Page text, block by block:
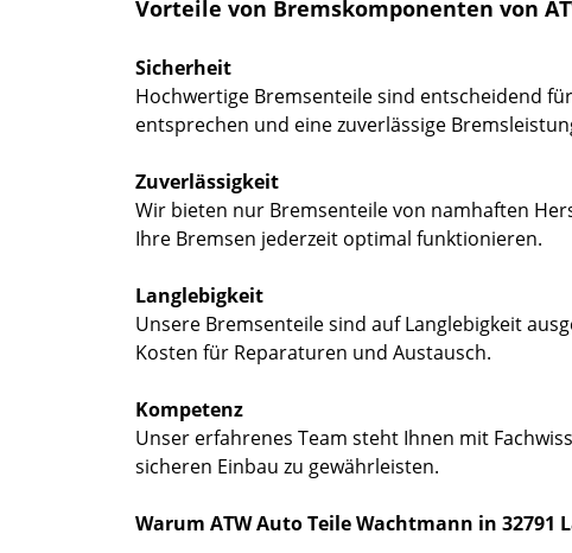
Vorteile von Bremskomponenten von
Sicherheit
Hochwertige Bremsenteile sind entscheidend
entsprechen und eine zuverlässige
Zuverlässigkeit
Wir bieten nur Bremsenteile von namhaften
Ihre Bremsen jederzeit optimal funktionieren.
Langlebigkeit
Unsere Bremsenteile sind auf Langlebigkeit
Kosten für Reparaturen und Austausch.
Kompetenz
Unser erfahrenes Team steht Ihnen mit
sicheren Einbau zu gewährleisten.
Warum ATW Auto Teile Wachtmann in 32791